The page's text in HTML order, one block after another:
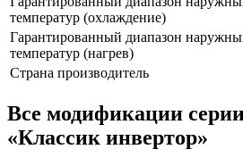
температур (охлаждение)
Гарантированный диапазон
температур (нагрев)
Страна производитель
Все модификации
«Классик инвертор»